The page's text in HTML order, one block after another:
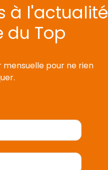
à l'actualité
du Top
pour ne rien